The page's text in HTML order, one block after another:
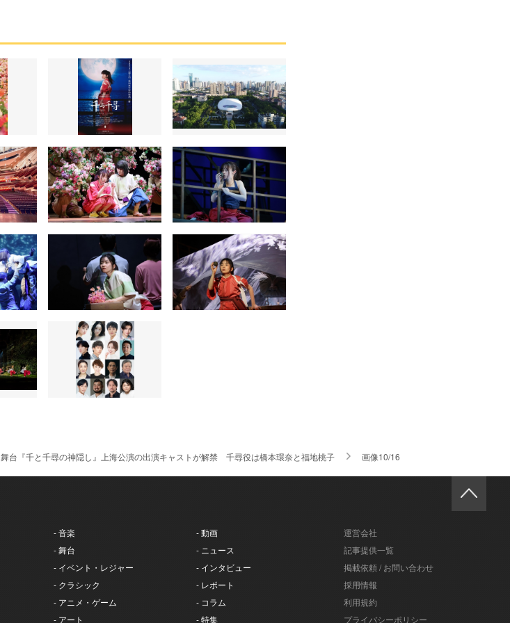
舞台『千と千尋の神隠し』上海公演の出演キャストが解禁 千尋役は橋本環奈と福地桃子 画像10/16
- 音楽
- 舞台
- イベント・レジャー
- クラシック
- アニメ・ゲーム
- アート
- 動画
- ニュース
- インタビュー
- レポート
- コラム
- 特集
運営会社
記事提供一覧
掲載依頼 / お問い合わせ
採用情報
利用規約
プライバシーポリシー